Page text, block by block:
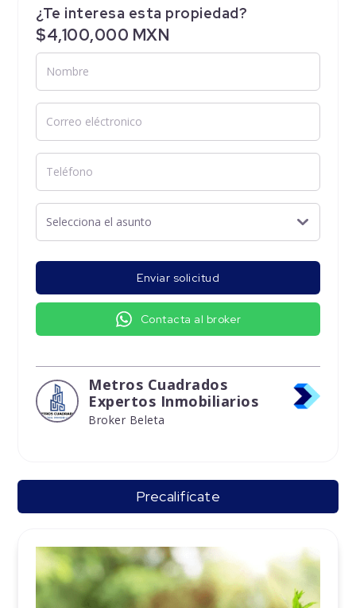
¿Te interesa esta propiedad?
$4,100,000 MXN
Enviar solicitud
Contacta al broker
Metros Cuadrados
Expertos Inmobiliarios
Broker Beleta
Precalifícate